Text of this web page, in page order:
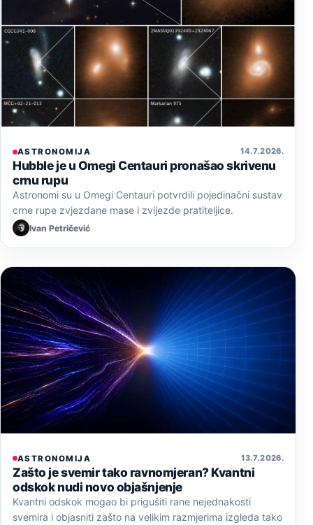
ASTRONOMIJA 14. 7. 2026.
Hubble je u Omegi Centauri pronašao skrivenu
crnu rupu
Astronomi su u Omegi Centauri potvrdili pojedinačni sustav
crne rupe zvjezdane mase i zvijezde pratiteljice.
Ivan Petričević
ASTRONOMIJA 13. 7. 2026.
Zašto je svemir tako ravnomjeran? Kvantni
odskok nudi novo objašnjenje
Kvantni odskok mogao bi prigušiti rane nejednakosti
svemira i objasniti zašto na velikim razmjerima izgleda tako